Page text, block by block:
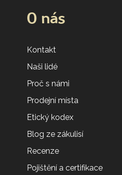
O nás
Kontakt
Naši lidé
Proč s námi
Prodejní místa
Etický kodex
Blog ze zákulisí
Recenze
Pojištění a certifikace